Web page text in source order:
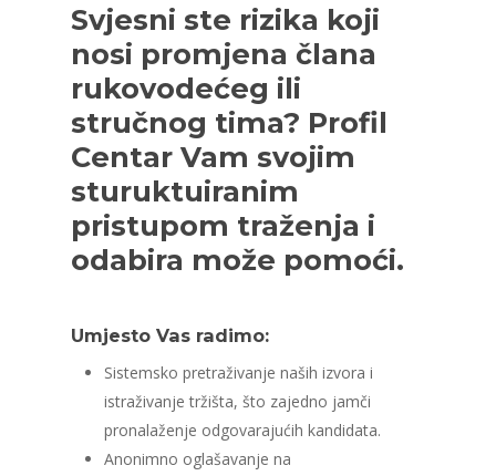
Svjesni ste rizika koji
nosi promjena člana
rukovodećeg ili
stručnog tima? Profil
Centar Vam svojim
sturuktuiranim
pristupom traženja i
odabira može pomoći.
Umjesto Vas radimo:
Sistemsko pretraživanje naših izvora i
istraživanje tržišta, što zajedno jamči
pronalaženje odgovarajućih kandidata.
Anonimno oglašavanje na